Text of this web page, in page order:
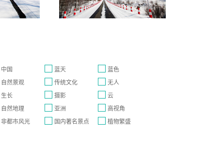
中国 蓝天
蓝色
自然景观 传统文化
无人
生长 摄影
云
自然地理 亚洲
高视角
非都市风光 国内著名景点 植物繁盛